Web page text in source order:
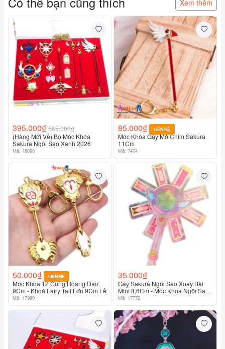
Xem thêm
395.000₫ 565.000₫
(Hàng Mới Về) Bộ Móc Khóa
Sakura Ngôi Sao Xanh 2026
Mã: 18096
85.000₫ LIÊN HỆ
Móc Khóa Gậy Mỏ Chim Sakura
11Cm
Mã: 7404
50.000₫ LIÊN HỆ
Móc Khóa 12 Cung Hoàng Đạo
9Cm - Khoá Fairy Tail Lớn 9Cm Lẻ
Mã: 17990
35.000₫
Gậy Sakura Ngôi Sao Xoay Bài
Mini 8,6Cm - Móc Khoá Ngôi Sao
Sakura
Mã: 17772